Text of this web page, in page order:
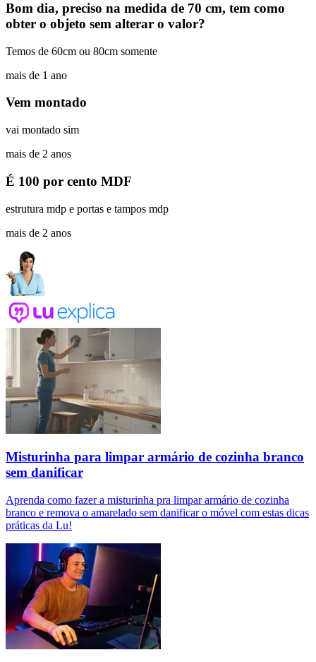
Bom dia, preciso na medida de 70 cm, tem como
obter o objeto sem alterar o valor?
Temos de 60cm ou 80cm somente
mais de 1 ano
Vem montado
vai montado sim
mais de 2 anos
É 100 por cento MDF
estrutura mdp e portas e tampos mdp
mais de 2 anos
Misturinha para limpar armário de cozinha branco
sem danificar
Aprenda como fazer a misturinha pra limpar armário de cozinha
branco e remova o amarelado sem danificar o móvel com estas dicas
práticas da Lu!